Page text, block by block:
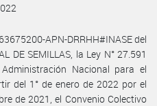
APN-DRRHH#INASE del
DE SEMILLAS, la Ley N° 27.591
Nacional para el
del 1° de enero de 2022 por el
de 2021, el Convenio Colectivo